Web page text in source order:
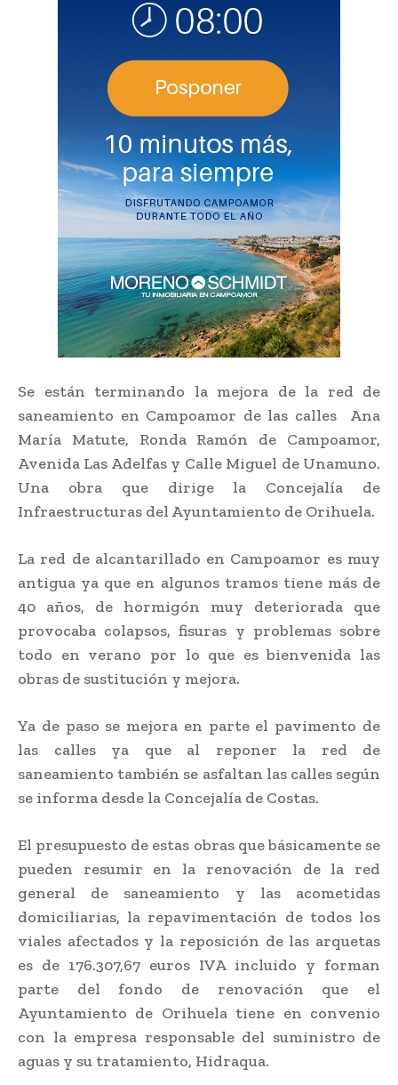
Se están terminando la mejora de la red de
saneamiento en Campoamor de las calles Ana
María Matute, Ronda Ramón de Campoamor,
Avenida Las Adelfas y Calle Miguel de Unamuno.
Una obra que dirige la Concejalía de
Infraestructuras del Ayuntamiento de Orihuela.
La red de alcantarillado en Campoamor es muy
antigua ya que en algunos tramos tiene más de
40 años, de hormigón muy deteriorada que
provocaba colapsos, fisuras y problemas sobre
todo en verano por lo que es bienvenida las
obras de sustitución y mejora.
Ya de paso se mejora en parte el pavimento de
las calles ya que al reponer la red de
saneamiento también se asfaltan las calles según
se informa desde la Concejalía de Costas.
El presupuesto de estas obras que básicamente se
pueden resumir en la renovación de la red
general de saneamiento y las acometidas
domiciliarias, la repavimentación de todos los
viales afectados y la reposición de las arquetas
es de 176.307,67 euros IVA incluido y forman
parte del fondo de renovación que el
Ayuntamiento de Orihuela tiene en convenio
con la empresa responsable del suministro de
aguas y su tratamiento, Hidraqua.